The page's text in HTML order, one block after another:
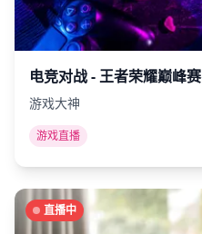
电竞对战 - 王者荣耀巅峰赛
游戏大神
游戏直播
直播中